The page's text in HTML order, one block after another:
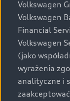
przewidzianej
mogą
za dopłatą.
specyfikacji
określenie
świadectwo
sobie prawo
prezentowane
Volkswagen
Volkswagen
Financial
Volkswagen
(jako
wyrażenia
analityczne i